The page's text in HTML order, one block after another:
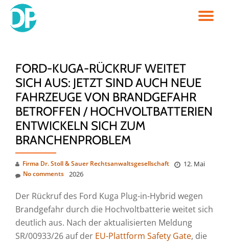
Skip
FORD-KUGA-RÜCKRUF WEITET
SICH AUS: JETZT SIND AUCH NEUE
FAHRZEUGE VON BRANDGEFAHR
BETROFFEN / HOCHVOLTBATTERIEN
ENTWICKELN SICH ZUM
BRANCHENPROBLEM
Firma Dr. Stoll & Sauer Rechtsanwaltsgesellschaft
12. Mai
2026
No comments
Der Rückruf des Ford Kuga Plug-in-Hybrid wegen
Brandgefahr durch die Hochvoltbatterie weitet sich
deutlich aus. Nach der aktualisierten Meldung
SR/00933/26 auf der EU-Plattform Safety Gate, die